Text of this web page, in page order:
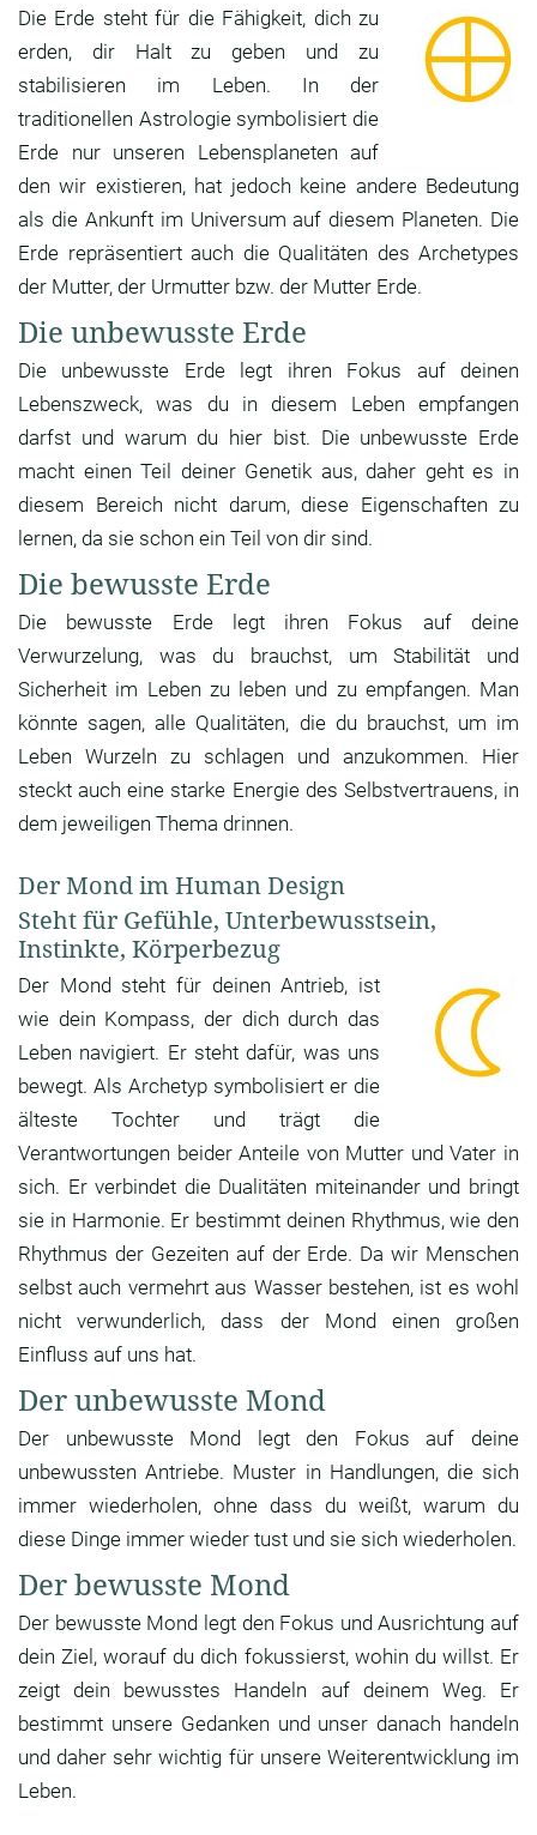
Die Erde steht für die Fähigkeit, dich zu
erden, dir Halt zu geben und zu
stabilisieren im Leben. In der
traditionellen Astrologie symbolisiert die
Erde nur unseren Lebensplaneten auf
den wir existieren, hat jedoch keine andere Bedeutung
als die Ankunft im Universum auf diesem Planeten. Die
Erde repräsentiert auch die Qualitäten des Archetypes
der Mutter, der Urmutter bzw. der Mutter Erde.
Die unbewusste Erde
Die unbewusste Erde legt ihren Fokus auf deinen
Lebenszweck, was du in diesem Leben empfangen
darfst und warum du hier bist. Die unbewusste Erde
macht einen Teil deiner Genetik aus, daher geht es in
diesem Bereich nicht darum, diese Eigenschaften zu
lernen, da sie schon ein Teil von dir sind.
Die bewusste Erde
Die bewusste Erde legt ihren Fokus auf deine
Verwurzelung, was du brauchst, um Stabilität und
Sicherheit im Leben zu leben und zu empfangen. Man
könnte sagen, alle Qualitäten, die du brauchst, um im
Leben Wurzeln zu schlagen und anzukommen. Hier
steckt auch eine starke Energie des Selbstvertrauens, in
dem jeweiligen Thema drinnen.
Der Mond im Human Design
Steht für Gefühle, Unterbewusstsein,
Instinkte, Körperbezug
Der Mond steht für deinen Antrieb, ist
wie dein Kompass, der dich durch das
Leben navigiert. Er steht dafür, was uns
bewegt. Als Archetyp symbolisiert er die
älteste Tochter und trägt die
Verantwortungen beider Anteile von Mutter und Vater in
sich. Er verbindet die Dualitäten miteinander und bringt
sie in Harmonie. Er bestimmt deinen Rhythmus, wie den
Rhythmus der Gezeiten auf der Erde. Da wir Menschen
selbst auch vermehrt aus Wasser bestehen, ist es wohl
nicht verwunderlich, dass der Mond einen großen
Einfluss auf uns hat.
Der unbewusste Mond
Der unbewusste Mond legt den Fokus auf deine
unbewussten Antriebe. Muster in Handlungen, die sich
immer wiederholen, ohne dass du weißt, warum du
diese Dinge immer wieder tust und sie sich wiederholen.
Der bewusste Mond
Der bewusste Mond legt den Fokus und Ausrichtung auf
dein Ziel, worauf du dich fokussierst, wohin du willst. Er
zeigt dein bewusstes Handeln auf deinem Weg. Er
bestimmt unsere Gedanken und unser danach handeln
und daher sehr wichtig für unsere Weiterentwicklung im
Leben.